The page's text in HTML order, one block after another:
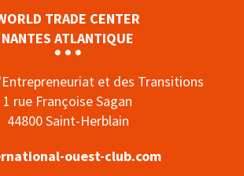
TRADE CENTER
NANTES ATLANTIQUE
et des Transitions
1 rue Françoise Sagan
44800 Saint-Herblain
ouest-club.com